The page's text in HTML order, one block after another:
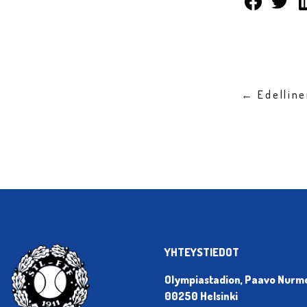
←
YHTEYSTIEDOT
Olympiastadion, Paavo
00250 Helsinki